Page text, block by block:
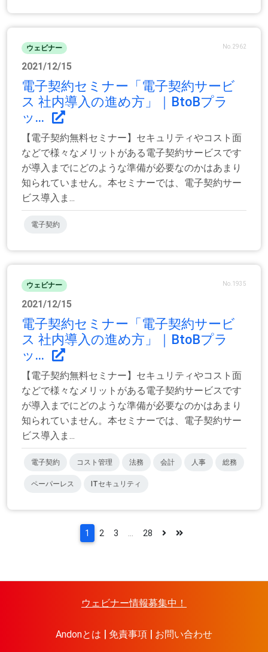
ウェビナー No.2962
2021/12/15
電子契約セミナー「電子契約サービ
ス 社内導入の進め方」｜BtoBプラ
ッ...
【電子契約無料セミナー】セキュリティやコスト面
などで様々なメリットがある電子契約サービスです
が導入までにどのような準備が必要なのかはあまり
知られていません。本セミナーでは、電子契約サー
ビス導入ま...
電子契約
ウェビナー No.1935
2021/12/15
電子契約セミナー「電子契約サービ
ス 社内導入の進め方」｜BtoBプラ
ッ...
【電子契約無料セミナー】セキュリティやコスト面
などで様々なメリットがある電子契約サービスです
が導入までにどのような準備が必要なのかはあまり
知られていません。本セミナーでは、電子契約サー
ビス導入ま...
電子契約 コスト管理 法務 会計 人事 総務
ペーパーレス ITセキュリティ
1 2 3 28
ウェビナー情報募集中！
Andonとは 免責事項 お問い合わせ